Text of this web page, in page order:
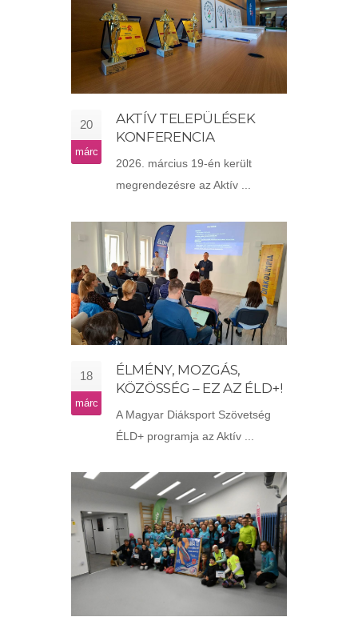
20
márc
AKTÍV TELEPÜLÉSEK
KONFERENCIA
2026. március 19-én került
megrendezésre az Aktív ...
18
márc
ÉLMÉNY, MOZGÁS,
KÖZÖSSÉG – EZ AZ ÉLD+!
A Magyar Diáksport Szövetség
ÉLD+ programja az Aktív ...